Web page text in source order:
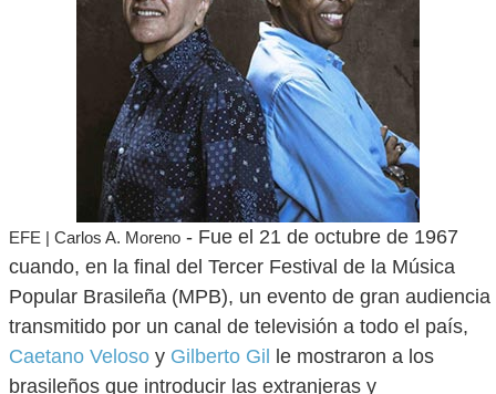
EFE | Carlos A. Moreno - Fue el 21 de octubre de 1967
cuando, en la final del Tercer Festival de la Música
Popular Brasileña (MPB), un evento de gran audiencia
transmitido por un canal de televisión a todo el país,
Caetano Veloso y Gilberto Gil
le mostraron a los
brasileños que introducir las extranjeras y